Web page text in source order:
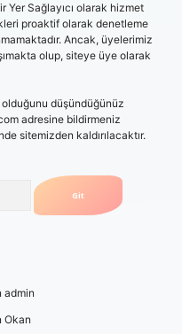
Yer Sağlayıcı olarak hizmet
proaktif olarak denetleme
Ancak, üyelerimiz
olup, siteye üye olarak
düşündüğünüz
adresine bildirmeniz
sitemizden kaldırılacaktır.
admin
Okan